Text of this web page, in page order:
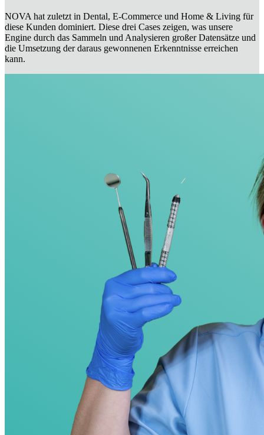
NOVA hat zuletzt in Dental, E-Commerce und Home & Living für
diese Kunden dominiert. Diese drei Cases zeigen, was unsere
Engine durch das Sammeln und Analysieren großer Datensätze und
die Umsetzung der daraus gewonnenen Erkenntnisse erreichen
kann.